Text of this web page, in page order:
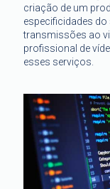
criação de um
especificidades do
transmissões ao
profissional de
esses serviços.